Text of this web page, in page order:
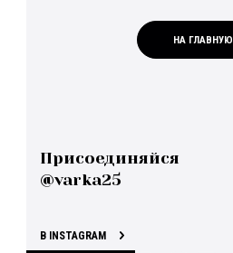
НА ГЛАВНУЮ
Присоединяйся
@varka25
В INSTAGRAM